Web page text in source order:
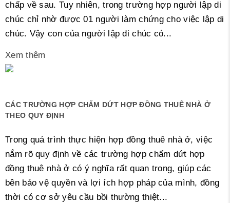
chấp về sau. Tuy nhiên, trong trường hợp người lập di
chúc chỉ nhờ được 01 người làm chứng cho việc lập di
chúc. Vậy con của người lập di chúc có...
Xem thêm
CÁC TRƯỜNG HỢP CHẤM DỨT HỢP ĐỒNG THUÊ NHÀ Ở
THEO QUY ĐỊNH
Trong quá trình thực hiện hợp đồng thuê nhà ở, việc
nắm rõ quy định về các trường hợp chấm dứt hợp
đồng thuê nhà ở có ý nghĩa rất quan trọng, giúp các
bên bảo vệ quyền và lợi ích hợp pháp của mình, đồng
thời có cơ sở yêu cầu bồi thường thiệt...